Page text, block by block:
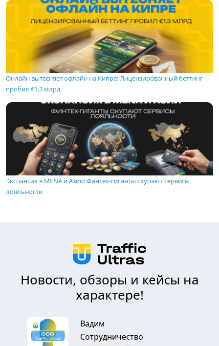
Онлайн вытесняет офлайн на Кипре: Лицензированный беттинг
пробил €1.3 млрд
Экспансия в MENA и Азии: Финтех-гиганты скупают сервисы
лояльности
Новости, обзоры и кейсы на
характере!
Вадим
Сотрудничество